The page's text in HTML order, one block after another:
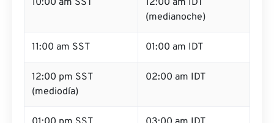
10:00 am SST
12:00 am IDT
(medianoche)
11:00 am SST 01:00 am IDT
12:00 pm SST
(mediodía)
02:00 am IDT